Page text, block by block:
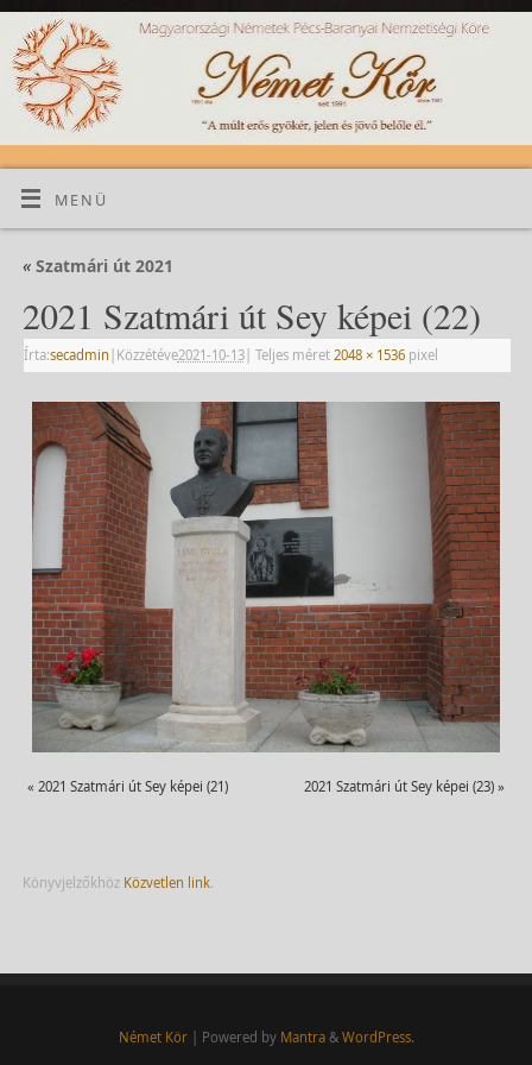
MENÜ
«Szatmári út 2021
2021 Szatmári út Sey képei (22)
Írta:secadmin | Közzétéve2021-10-13| Teljes méret 2048 × 1536pixel
« 2021 Szatmári út Sey képei (21) 2021 Szatmári út Sey képei (23) »
Könyvjelzőkhöz Közvetlen link.
Német Kör| Powered by Mantra& WordPress.